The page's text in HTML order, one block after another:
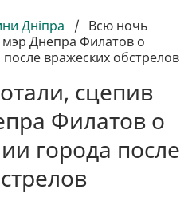
Дніпра / Всю ночь
Днепра Филатов о
вражеских обстрелов
сцепив
Филатов о
города после